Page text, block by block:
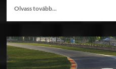
Olvass tovább...
Jön
a
Görög
Rally